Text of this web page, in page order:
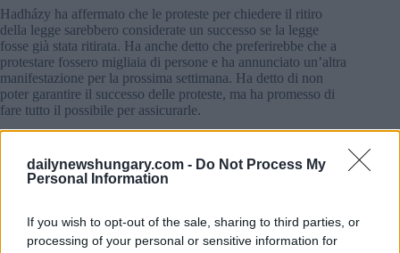
dailynewshungary.com - Do Not Process My
Personal Information
If you wish to opt-out of the sale, sharing to third parties, or
processing of your personal or sensitive information for
Hadházy ha affermato che le proteste per chiedere il ritiro
della legge sarebbero considerate un successo se la legge
fosse già stata ritirata. Ha anche detto che preferirebbe che a
protestare fossero migliaia di persone e ha annunciato un’altra
manifestazione per la prossima settimana. Ha detto di non
poter garantire il successo delle proteste, ma ha promesso di
fare tutto il possibile per assicurarle.
dell’Accademia delle Scienze ungherese, in segno di
solidarietà con gli accademici che, a suo dire, sono stati
proprietà della Rete di ricerca ungherese, che secondo gli
accademici ha un valore di 130 miliardi, e ha minacciato di